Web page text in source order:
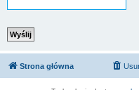
Strona główna